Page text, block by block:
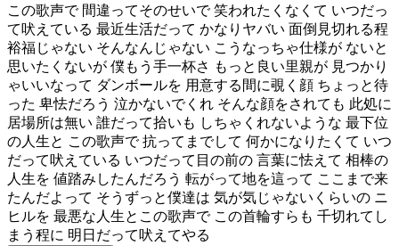
この歌声で 間違ってそのせいで 笑われたくなくて いつだっ
て吠えている 最近生活だって かなりヤバい 面倒見切れる程
裕福じゃない そんなんじゃない こうなっちゃ仕様が ないと
思いたくないが 僕もう手一杯さ もっと良い里親が 見つかり
ゃいいなって ダンボールを 用意する間に覗く顔 ちょっと待
った 卑怯だろう 泣かないでくれ そんな顔をされても 此処に
居場所は無い 誰だって拾いも しちゃくれないような 最下位
の人生と この歌声で 抗ってまでして 何かになりたくて いつ
だって吠えている いつだって目の前の 言葉に怯えて 相棒の
人生を 値踏みしたんだろう 転がって地を這って ここまで来
たんだよって そうずっと僕達は 気が気じゃないくらいの ニ
ヒルを 最悪な人生とこの歌声で この首輪すらも 千切れてし
まう程に 明日だって吠えてやる